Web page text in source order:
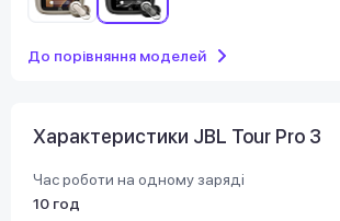
До порівняння моделей
Характеристики JBL Tour Pro 3
Час роботи на одному заряді
10 год